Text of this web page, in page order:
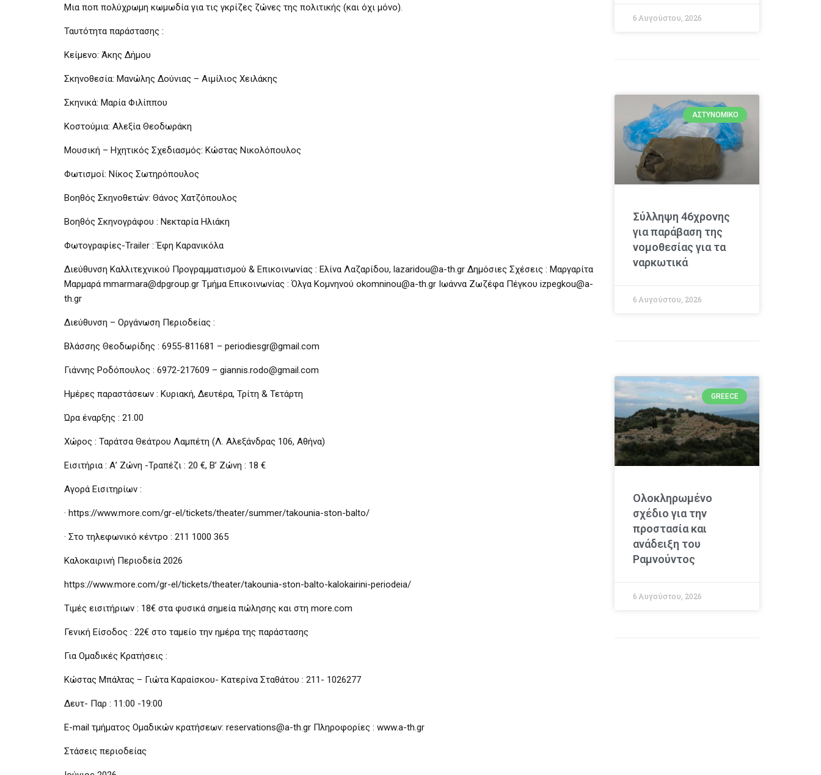
Μια ποπ πολύχρωμη κωμωδία για τις γκρίζες ζώνες της πολιτικής (και όχι μόνο).
Ταυτότητα παράστασης :
Κείμενο: Άκης Δήμου
Σκηνοθεσία: Μανώλης Δούνιας – Αιμίλιος Χειλάκης
Σκηνικά: Μαρία Φιλίππου
Κοστούμια: Αλεξία Θεοδωράκη
Μουσική – Ηχητικός Σχεδιασμός: Κώστας Νικολόπουλος
Φωτισμοί: Νίκος Σωτηρόπουλος
Βοηθός Σκηνοθετών: Θάνος Χατζόπουλος
Βοηθός Σκηνογράφου : Νεκταρία Ηλιάκη
Φωτογραφίες-Trailer : Έφη Καρανικόλα
Διεύθυνση Καλλιτεχνικού Προγραμματισμού & Επικοινωνίας : Ελίνα Λαζαρίδου, lazaridou@a-th.gr Δημόσιες Σχέσεις : Μαργαρίτα
Μαρμαρά mmarmara@dpgroup.gr Τμήμα Επικοινωνίας : Όλγα Κομνηνού okomninou@a-th.gr Ιωάννα Ζωζέφα Πέγκου izpegkou@a-
th.gr
Διεύθυνση – Οργάνωση Περιοδείας :
Βλάσσης Θεοδωρίδης : 6955-811681 – periodiesgr@gmail.com
Γιάννης Ροδόπουλος : 6972-217609 – giannis.rodo@gmail.com
Ημέρες παραστάσεων : Κυριακή, Δευτέρα, Τρίτη & Τετάρτη
Ώρα έναρξης : 21.00
Χώρος : Ταράτσα Θεάτρου Λαμπέτη (Λ. Αλεξάνδρας 106, Αθήνα)
Εισιτήρια : Α’ Ζώνη -Τραπέζι : 20 €, Β’ Ζώνη : 18 €
Αγορά Εισιτηρίων :
· https://www.more.com/gr-el/tickets/theater/summer/takounia-ston-balto/
· Στο τηλεφωνικό κέντρο : 211 1000 365
Καλοκαιρινή Περιοδεία 2026
https://www.more.com/gr-el/tickets/theater/takounia-ston-balto-kalokairini-periodeia/
Τιμές εισιτήριων : 18€ στα φυσικά σημεία πώλησης και στη more.com
Γενική Είσοδος : 22€ στο ταμείο την ημέρα της παράστασης
Για Ομαδικές Κρατήσεις :
Κώστας Μπάλτας – Γιώτα Καραίσκου- Κατερίνα Σταθάτου : 211- 1026277
Δευτ- Παρ : 11:00 -19:00
E-mail τμήματος Ομαδικών κρατήσεων: reservations@a-th.gr Πληροφορίες : www.a-th.gr
Στάσεις περιοδείας
6 Αυγούστου, 2026
ΑΣΤΥΝΟΜΙΚΌ
Σύλληψη 46χρονης
για παράβαση της
νομοθεσίας για τα
ναρκωτικά
6 Αυγούστου, 2026
GREECE
Ολοκληρωμένο
σχέδιο για την
προστασία και
ανάδειξη του
Ραμνούντος
6 Αυγούστου, 2026